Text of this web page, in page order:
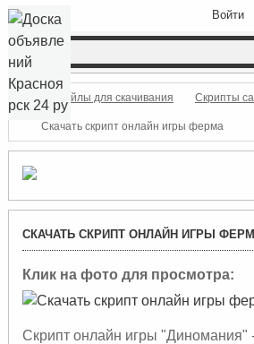
Войти
файлы для скачивания Скрипты
Скачать скрипт онлайн игры ферма
СКАЧАТЬ СКРИПТ ОНЛАЙН ИГРЫ
Клик на фото для просмотра:
Скрипт онлайн игры "Диномания"